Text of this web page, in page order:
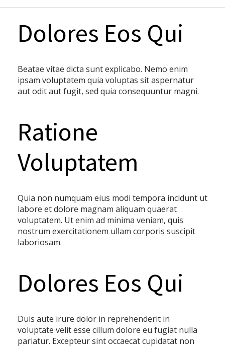
Dolores Eos Qui
Beatae vitae dicta sunt explicabo. Nemo enim
ipsam voluptatem quia voluptas sit aspernatur
aut odit aut fugit, sed quia consequuntur magni.
Ratione
Voluptatem
Quia non numquam eius modi tempora incidunt ut
labore et dolore magnam aliquam quaerat
voluptatem. Ut enim ad minima veniam, quis
nostrum exercitationem ullam corporis suscipit
laboriosam.
Dolores Eos Qui
Duis aute irure dolor in reprehenderit in
voluptate velit esse cillum dolore eu fugiat nulla
pariatur. Excepteur sint occaecat cupidatat non